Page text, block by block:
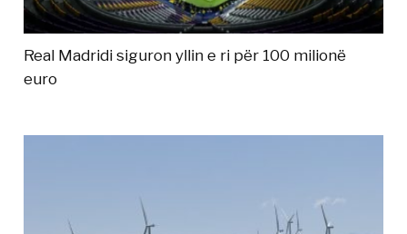
Real Madridi siguron yllin e ri për 100 milionë
euro